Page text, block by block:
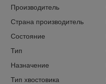
Производитель
Страна производитель
Состояние
Тип
Назначение
Тип хвостовика